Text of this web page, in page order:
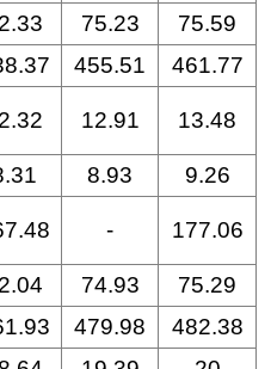
75.23
75.59
455.51
461.77
12.91 13.48
8.93
9.26
- 177.06
74.93
75.29
479.98
482.38